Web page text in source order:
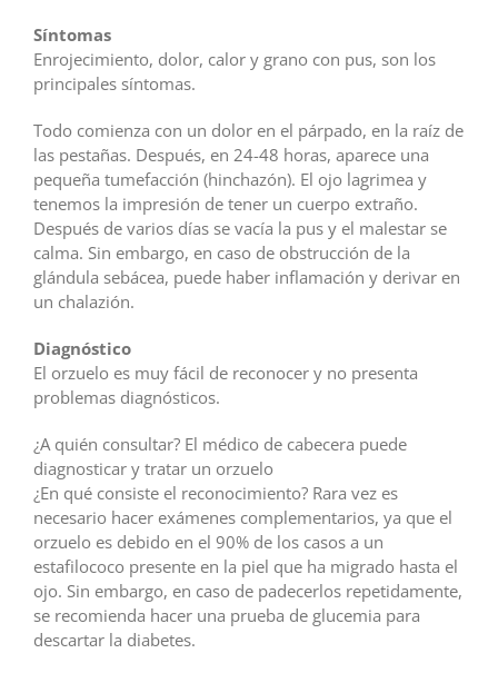
Síntomas
Enrojecimiento, dolor, calor y grano con pus, son los
principales síntomas.
Todo comienza con un dolor en el párpado, en la raíz de
las pestañas. Después, en 24-48 horas, aparece una
pequeña tumefacción (hinchazón). El ojo lagrimea y
tenemos la impresión de tener un cuerpo extraño.
Después de varios días se vacía la pus y el malestar se
calma. Sin embargo, en caso de obstrucción de la
glándula sebácea, puede haber inflamación y derivar en
un chalazión.
Diagnóstico
El orzuelo es muy fácil de reconocer y no presenta
problemas diagnósticos.
¿A quién consultar? El médico de cabecera puede
diagnosticar y tratar un orzuelo
¿En qué consiste el reconocimiento? Rara vez es
necesario hacer exámenes complementarios, ya que el
orzuelo es debido en el 90% de los casos a un
estafilococo presente en la piel que ha migrado hasta el
ojo. Sin embargo, en caso de padecerlos repetidamente,
se recomienda hacer una prueba de glucemia para
descartar la diabetes.